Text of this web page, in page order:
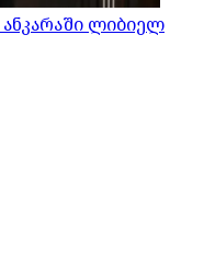
ლიბიელ